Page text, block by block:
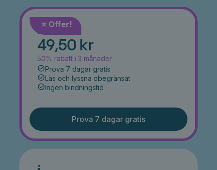
⭐️ Offer!
Månad
49,50 kr
50% rabatt i 3 månader
Prova 7 dagar gratis
Läs och lyssna obegränsat
Ingen bindningstid
Prova 7 dagar gratis